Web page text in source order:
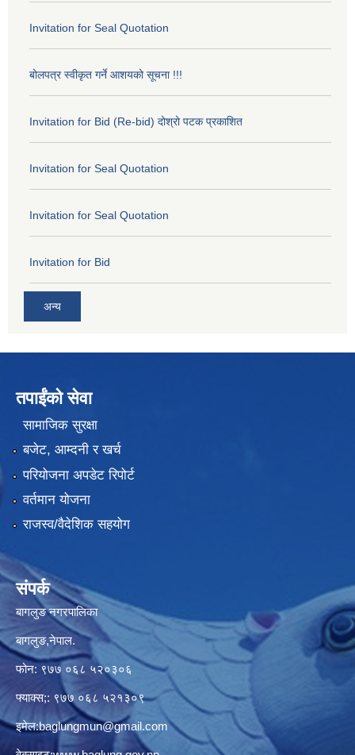
Invitation for Seal Quotation
बोलपत्र स्वीकृत गर्ने आशयको सूचना !!!
Invitation for Bid (Re-bid) दोश्रो पटक प्रकाशित
Invitation for Seal Quotation
Invitation for Seal Quotation
Invitation for Bid
अन्य
तपाईंको सेवा
सामाजिक सुरक्षा
बजेट, आम्दनी र खर्च
परियोजना अपडेट रिपोर्ट
वर्तमान योजना
राजस्व/वैदेशिक सहयोग
संपर्क
बागलुङ नगरपालिका
बागलुङ,नेपाल.
फोन: ९७७ ०६८ ५२०३०६
फ्याक्स;: ९७७ ०६८ ५२१३०९
इमेल:baglungmun@gmail.com